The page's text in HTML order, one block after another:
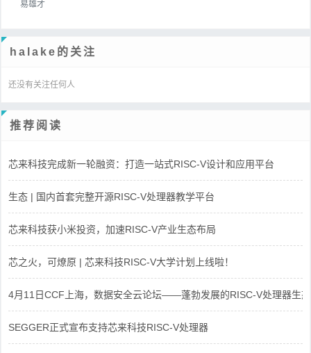
易雄才
halake的关注
还没有关注任何人
推荐阅读
芯来科技完成新一轮融资：打造一站式RISC-V设计和应用平台
生态 | 国内首套完整开源RISC-V处理器教学平台
芯来科技获小米投资，加速RISC-V产业生态布局
芯之火，可燎原 | 芯来科技RISC-V大学计划上线啦！
4月11日CCF上海，数据安全云论坛——蓬勃发展的RISC-V处理器生态
SEGGER正式宣布支持芯来科技RISC-V处理器